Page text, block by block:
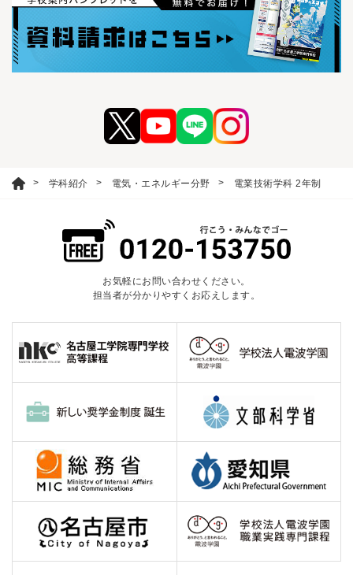
学科紹介 電気・エネルギー分野 電業技術学科 2年制
お気軽にお問い合わせください。
担当者が分かりやすくお応えします。